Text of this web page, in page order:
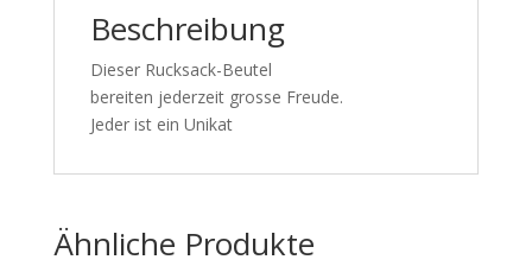
Beschreibung
Dieser Rucksack-Beutel
bereiten jederzeit grosse Freude.
Jeder ist ein Unikat
Ähnliche Produkte